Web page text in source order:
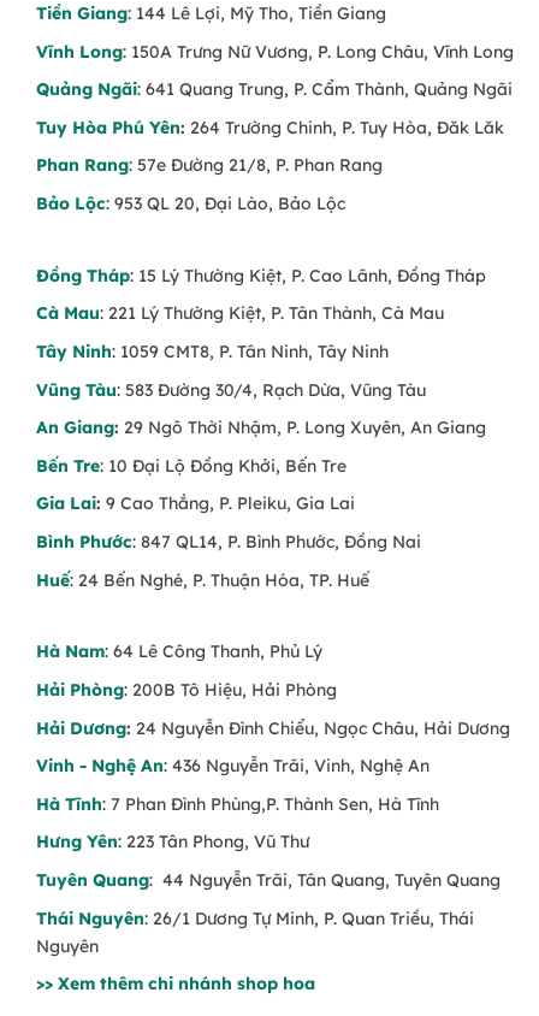
Tiền Giang: 144 Lê Lợi, Mỹ Tho, Tiền Giang
Vĩnh Long: 150A Trưng Nữ Vương, P. Long Châu, Vĩnh Long
Quảng Ngãi: 641 Quang Trung, P. Cẩm Thành, Quảng Ngãi
Tuy Hòa Phú Yên: 264 Trường Chinh, P. Tuy Hòa, Đăk Lăk
Phan Rang: 57e Đường 21/8, P. Phan Rang
Bảo Lộc: 953 QL 20, Đại Lào, Bảo Lộc
Đồng Tháp: 15 Lý Thường Kiệt, P. Cao Lãnh, Đồng Tháp
Cà Mau: 221 Lý Thường Kiệt, P. Tân Thành, Cà Mau
Tây Ninh: 1059 CMT8, P. Tân Ninh, Tây Ninh
Vũng Tàu: 583 Đường 30/4, Rạch Dừa, Vũng Tàu
An Giang: 29 Ngô Thời Nhậm, P. Long Xuyên, An Giang
Bến Tre: 10 Đại Lộ Đồng Khởi, Bến Tre
Gia Lai: 9 Cao Thắng, P. Pleiku, Gia Lai
Bình Phước: 847 QL14, P. Bình Phước, Đồng Nai
Huế: 24 Bến Nghé, P. Thuận Hóa, TP. Huế
Hà Nam: 64 Lê Công Thanh, Phủ Lý
Hải Phòng: 200B Tô Hiệu, Hải Phòng
Hải Dương: 24 Nguyễn Đình Chiểu, Ngọc Châu, Hải Dương
Vinh - Nghệ An: 436 Nguyễn Trãi, Vinh, Nghệ An
Hà Tĩnh: 7 Phan Đình Phùng,P. Thành Sen, Hà Tĩnh
Hưng Yên: 223 Tân Phong, Vũ Thư
Tuyên Quang: 44 Nguyễn Trãi, Tân Quang, Tuyên Quang
Thái Nguyên: 26/1 Dương Tự Minh, P. Quan Triều, Thái
Nguyên
>> Xem thêm chi nhánh shop hoa